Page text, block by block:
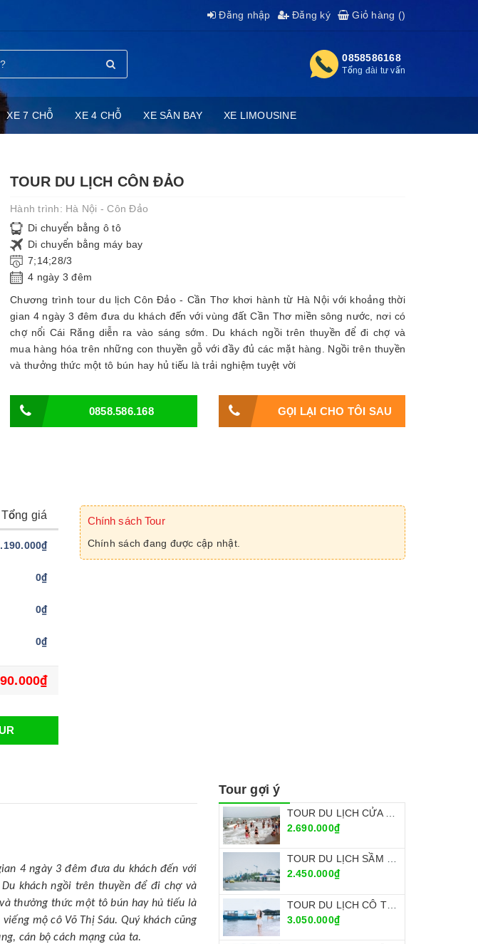
Giỏ hàng ()
Đăng nhập Đăng ký
0858586168
Tổng đài tư vấn
XE 7 CHỖ XE 4 CHỖ XE SÂN BAY XE LIMOUSINE
TOUR DU LỊCH CÔN ĐẢO
Hành trình: Hà Nội - Côn Đảo
Di chuyển bằng ô tô
Di chuyển bằng máy bay
7;14;28/3
4 ngày 3 đêm
Chương trình tour du lịch Côn Đảo - Cần Thơ khơi hành từ Hà Nội với khoảng thời
gian 4 ngày 3 đêm đưa du khách đến với vùng đất Cần Thơ miền sông nước, nơi có
chợ nổi Cái Răng diễn ra vào sáng sớm. Du khách ngồi trên thuyền để đi chợ và
mua hàng hóa trên những con thuyền gỗ với đầy đủ các mặt hàng. Ngồi trên thuyền
và thưởng thức một tô bún hay hủ tiếu là trải nghiệm tuyệt vời
0858.586.168 GỌI LẠI CHO TÔI SAU
Tổng giá
0₫
0₫
0₫
Chính sách Tour
Chính sách đang được cập nhật.
4 ngày 3 đêm đưa du khách đến với
khách ngồi trên thuyền để đi chợ và
thưởng thức một tô bún hay hủ tiếu là
mộ cô Võ Thị Sáu. Quý khách cũng
cán bộ cách mạng của ta.
Tour gợi ý
2.690.000₫
TOUR DU LỊCH SẦM SƠN 30/4 & 1/5/2022
2.450.000₫
TOUR DU LỊCH CÔ TÔ 30/4 & 1/5/2022
3.050.000₫